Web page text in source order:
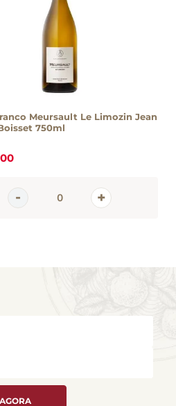
Meursault Le Limozin Jean
750ml
00